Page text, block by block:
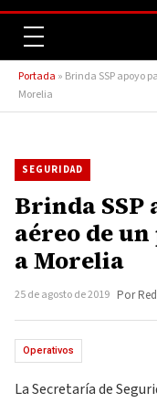
Portada » Brinda SSP apoyo
Morelia
SEGURIDAD
Brinda SSP
aéreo de
a Morelia
25 de agosto de 2019 Por
Operativos
La Secretaría de